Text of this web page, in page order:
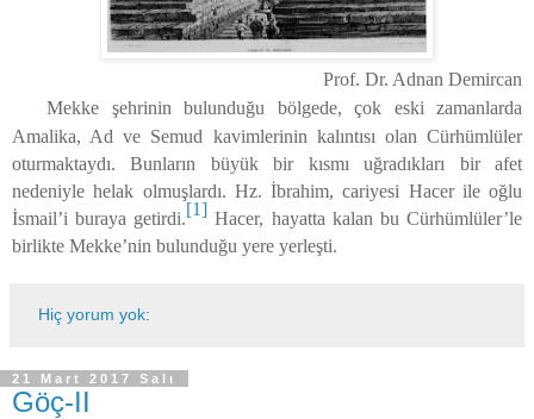
Prof. Dr. Adnan Demircan
Mekke şehrinin bulunduğu bölgede, çok eski zamanlarda
Amalika, Ad ve Semud kavimlerinin kalıntısı olan Cürhümlüler
oturmaktaydı. Bunların büyük bir kısmı uğradıkları bir afet
nedeniyle helak olmuşlardı. Hz. İbrahim, cariyesi Hacer ile oğlu
İsmail’i buraya getirdi.[1] Hacer, hayatta kalan bu Cürhümlüler’le
birlikte Mekke’nin bulunduğu yere yerleşti.
Hiç yorum yok:
21 Mart 2017 Salı
Göç-II